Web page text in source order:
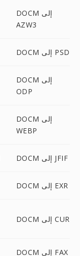
DOCM إلى
AZW3
DOCM إلى PSD
DOCM إلى
ODP
DOCM إلى
WEBP
DOCM إلى JFIF
DOCM إلى EXR
DOCM إلى CUR
DOCM إلى FAX